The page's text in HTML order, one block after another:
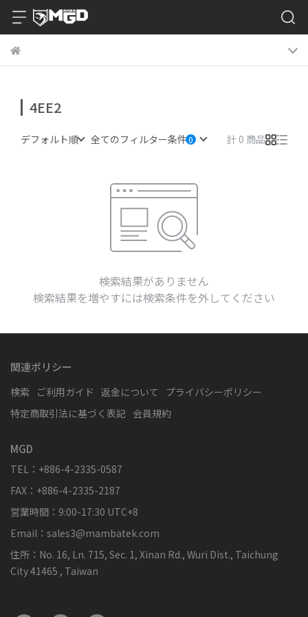
4EE2
デフォルト順 全てのフィルター条件 計 0 商品
検索結果がありません
検索結果を増やすには検索条件を外してください
関連ポリシー
検索 ご利用ガイド 返金について
プライバシーポリシー
特定商取引法に基づく表記 会員規約
MGD
TEL：+886-4-2335-0587
FAX：+886-4-2335-2187
営業時間：9:00-17:30 UTC+8
Email：sales3@mambatek.com
住所：No. 16, Ln. 715, Sec. 1, Xinan Rd., Wuri Dist., Taichung
City 41465 , Taiwan